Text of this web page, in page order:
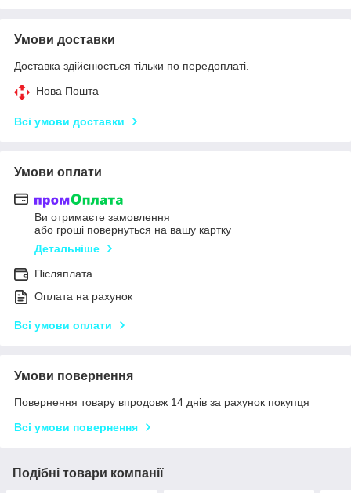
Умови доставки
Доставка здійснюється тільки по передоплаті.
Нова Пошта
Всі умови доставки
Умови оплати
Ви отримаєте замовлення
або гроші повернуться на вашу картку
Детальніше
Післяплата
Оплата на рахунок
Всі умови оплати
Умови повернення
Повернення товару впродовж 14 днів за рахунок покупця
Всі умови повернення
Подібні товари компанії